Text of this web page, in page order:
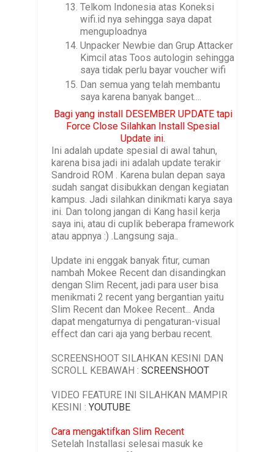
Telkom Indonesia atas Koneksi
wifi.id nya sehingga saya dapat
menguploadnya
Unpacker Newbie dan Grup Attacker
Kimcil atas Toos autologin sehingga
saya tidak perlu bayar voucher wifi
Dan semua yang telah membantu
saya karena banyak banget....
Bagi yang install DESEMBER UPDATE tapi
Force Close Silahkan Install Spesial
Update ini.
Ini adalah update spesial di awal tahun,
karena bisa jadi ini adalah update terakir
Sandroid ROM . Karena bulan depan saya
sudah sangat disibukkan dengan kegiatan
kampus. Jadi silahkan dinikmati karya saya
ini. Dan tolong jangan di Kang hasil kerja
saya ini, atau di cuplik beberapa framework
atau appnya :) .Langsung saja..
Update ini enggak banyak fitur, cuman
nambah Mokee Recent dan disandingkan
dengan Slim Recent, jadi para user bisa
menikmati 2 recent yang bergantian yaitu
Slim Recent dan Mokee Recent... Anda
dapat mengaturnya di pengaturan-visual
effect dan cari aja yang berbau recent.
SCREENSHOOT SILAHKAN KESINI DAN
SCROLL KEBAWAH : SCREENSHOOT
VIDEO FEATURE INI SILAHKAN MAMPIR
KESINI : YOUTUBE
Cara mengaktifkan Slim Recent
Setelah Installasi selesai masuk ke